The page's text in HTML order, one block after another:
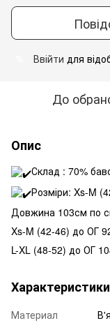
Ввійти для
До
Опис
Склад : 70%
Розміри: Xs-M
Довжина 103см по
Xs-M (42-46) до ОГ
L-XL (48-52) до ОГ
Характеристики
Материал